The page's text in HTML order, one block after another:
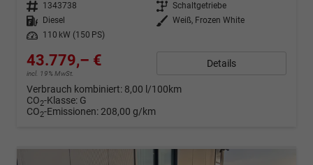
Fahrzeugnr. 1343738 Getriebe Schaltgetriebe
Kraftstoff
Diesel Außenfarbe Weiß, Frozen White
Leistung
110 kW (150 PS)
43.779,– €
incl. 19% MwSt.
Details
Verbrauch kombiniert: 8,00 l/100km
CO2-Klasse: G
CO2-Emissionen: 208,00 g/km